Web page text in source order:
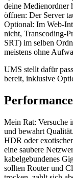
deine Medienordner
öffnen: Der Server
Optional: Im Web-
nicht, Transcoding-
SRT) im selben
meistens ohne
UMS stellt dafür
bereit, inklusive
Mein Rat: Versuche
und bewahrt
HDR oder
eine saubere
kabelgebundenes
sollten Router und